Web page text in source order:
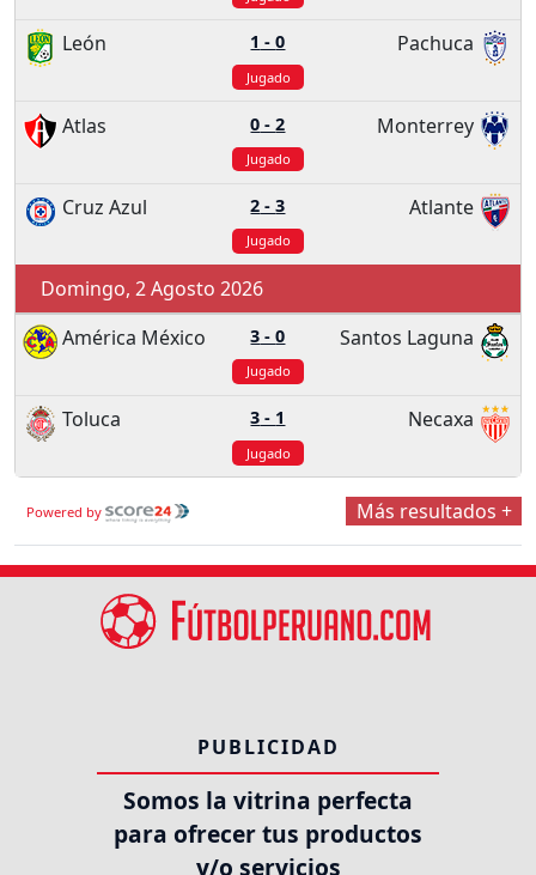
León 1 -0 Pachuca
Jugado
Atlas 0 -2 Monterrey
Jugado
Cruz Azul 2 -3 Atlante
Jugado
Domingo, 2 Agosto 2026
América México
3 -0 Santos Laguna
Jugado
Toluca 3 - 1 Necaxa
Jugado
Powered by Más resultados +
PUBLICIDAD
Somos la vitrina perfecta
para ofrecer tus productos
y/o servicios